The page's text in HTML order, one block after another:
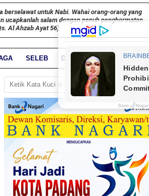
berselawat untuk Nabi. Wahai orang-orang yang
ucapkanlah salam dengan penuh penghormatan
Al Ahzab Ayat 56)
SELEB DUNIA PARIWARA
GO